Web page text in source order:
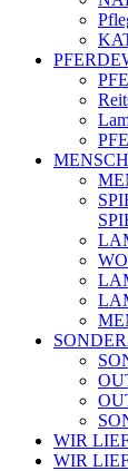
WIR
WIR